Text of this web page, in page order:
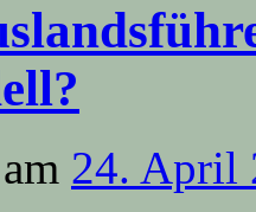
24. April